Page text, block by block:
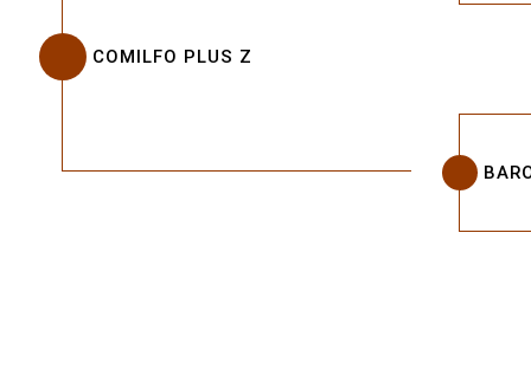
COMILFO PLUS Z